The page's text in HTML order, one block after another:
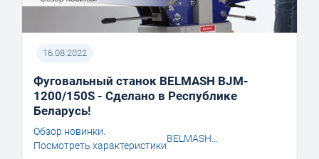
16.08.2022
Фуговальный станок BELMASH BJM-
1200/150S - Сделано в Республике
Беларусь!
Обзор новинки.
Посмотреть характеристики
BELMASH...